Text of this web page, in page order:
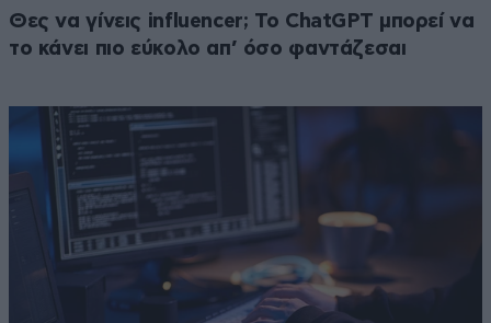
Θες να γίνεις influencer; Το ChatGPT μπορεί να
το κάνει πιο εύκολο απ’ όσο φαντάζεσαι